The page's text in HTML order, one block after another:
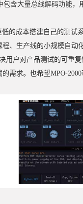
包含大量总线解码功能
的成本搭建自己的测试
、生产线的小规模自动
用户对产品测试的可重
需求。也希望MPO-